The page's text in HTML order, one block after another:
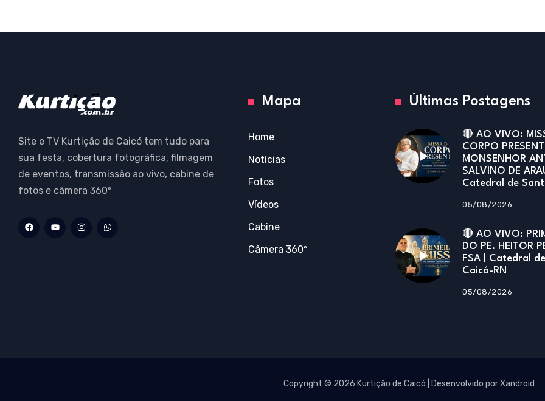
Site e TV Kurtição de Caicó tem tudo para
sua festa, cobertura fotográfica, filmagem
de eventos, transmissão ao vivo, cabine de
fotos e câmera 360º
Mapa
Home
Notícias
Fotos
Vídeos
Cabine
Câmera 360º
Últimas Postagens
🔴 AO VIVO:
CORPO
MONSENHOR
SALVINO DE
Catedral de
05/08/2026
🔴 AO VIVO:
DO PE. HEITOR
FSA | Catedral de
Caicó-RN
05/08/2026
Copyright © 2026 Kurtição de Caicó | Desenvolvido por Xandroid